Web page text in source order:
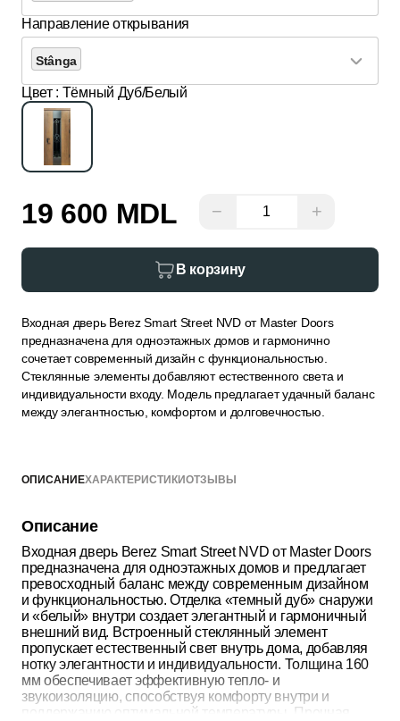
Направление открывания
Stânga
Цвет : Тёмный Дуб/Белый
19 600 MDL − +
В корзину
Входная дверь Berez Smart Street NVD от Master Doors
предназначена для одноэтажных домов и гармонично
сочетает современный дизайн с функциональностью.
Стеклянные элементы добавляют естественного света и
индивидуальности входу. Модель предлагает удачный баланс
между элегантностью, комфортом и долговечностью.
ОПИСАНИЕХАРАКТЕРИСТИКИОТЗЫВЫ
Описание
Входная дверь Berez Smart Street NVD от Master Doors
предназначена для одноэтажных домов и предлагает
превосходный баланс между современным дизайном
и функциональностью. Отделка «темный дуб» снаружи
и «белый» внутри создает элегантный и гармоничный
внешний вид. Встроенный стеклянный элемент
пропускает естественный свет внутрь дома, добавляя
нотку элегантности и индивидуальности. Толщина 160
мм обеспечивает эффективную тепло- и
звукоизоляцию, способствуя комфорту внутри и
поддержанию оптимальной температуры. Прочная